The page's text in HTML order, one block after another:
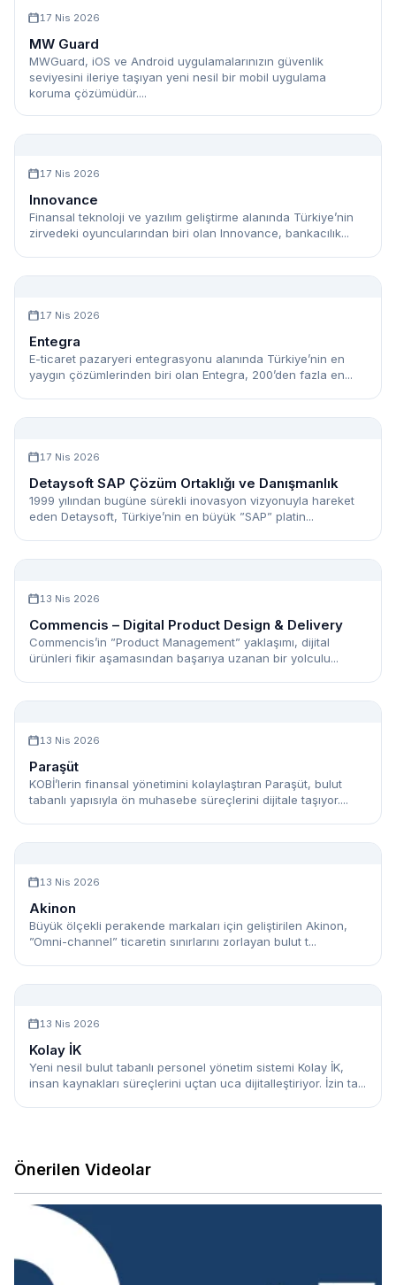
17 Nis 2026
MW Guard
MWGuard, iOS ve Android uygulamalarınızın güvenlik
seviyesini ileriye taşıyan yeni nesil bir mobil uygulama
koruma çözümüdür....
17 Nis 2026
Innovance
Finansal teknoloji ve yazılım geliştirme alanında Türkiye’nin
zirvedeki oyuncularından biri olan Innovance, bankacılık...
17 Nis 2026
Entegra
E-ticaret pazaryeri entegrasyonu alanında Türkiye’nin en
yaygın çözümlerinden biri olan Entegra, 200’den fazla en...
17 Nis 2026
Detaysoft SAP Çözüm Ortaklığı ve Danışmanlık
1999 yılından bugüne sürekli inovasyon vizyonuyla hareket
eden Detaysoft, Türkiye’nin en büyük ”SAP” platin...
13 Nis 2026
Commencis – Digital Product Design & Delivery
Commencis’in ”Product Management” yaklaşımı, dijital
ürünleri fikir aşamasından başarıya uzanan bir yolculu...
13 Nis 2026
Paraşüt
KOBİ’lerin finansal yönetimini kolaylaştıran Paraşüt, bulut
tabanlı yapısıyla ön muhasebe süreçlerini dijitale taşıyor....
13 Nis 2026
Akinon
Büyük ölçekli perakende markaları için geliştirilen Akinon,
”Omni-channel” ticaretin sınırlarını zorlayan bulut t...
13 Nis 2026
Kolay İK
Yeni nesil bulut tabanlı personel yönetim sistemi Kolay İK,
insan kaynakları süreçlerini uçtan uca dijitalleştiriyor. İzin ta...
Önerilen Videolar